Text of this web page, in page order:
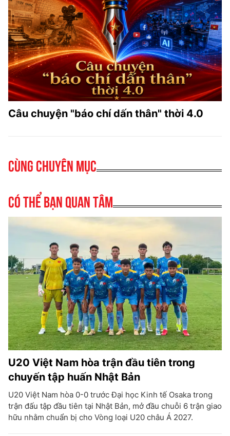
Câu chuyện "báo chí dấn thân" thời 4.0
Cùng chuyên mục
Có thể bạn quan tâm
U20 Việt Nam hòa trận đầu tiên trong
chuyến tập huấn Nhật Bản
U20 Việt Nam hòa 0-0 trước Đại học Kinh tế Osaka trong
trận đấu tập đầu tiên tại Nhật Bản, mở đầu chuỗi 6 trận giao
hữu nhằm chuẩn bị cho Vòng loại U20 châu Á 2027.